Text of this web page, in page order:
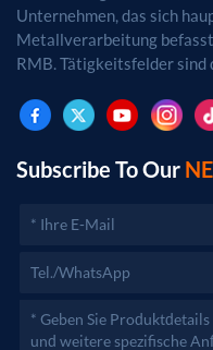
Unternehmen, das sich
Metallverarbeitung
RMB. Tätigkeitsfelder sind
genehmigungspflichtigen
Geschäftstätigkeiten erst
zuständigen Behörden
Subscribe To Our